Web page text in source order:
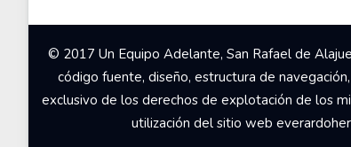
© 2017 Un Equipo Adelante, San Rafael de
código fuente, diseño, estructura de
exclusivo de los derechos de explotación de los
utilización del sitio web